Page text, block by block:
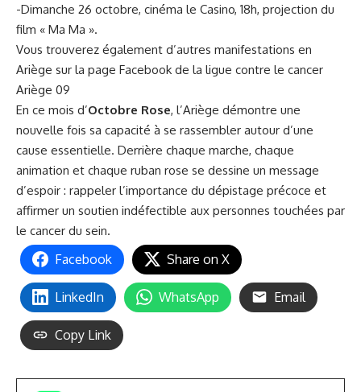
-Dimanche 26 octobre, cinéma le Casino, 18h, projection du
film « Ma Ma ».
Vous trouverez également d’autres manifestations en
Ariège sur la page Facebook de la ligue contre le cancer
Ariège 09
En ce mois d’Octobre Rose, l’Ariège démontre une
nouvelle fois sa capacité à se rassembler autour d’une
cause essentielle. Derrière chaque marche, chaque
animation et chaque ruban rose se dessine un message
d’espoir : rappeler l’importance du dépistage précoce et
affirmer un soutien indéfectible aux personnes touchées par
le cancer du sein.
Facebook Share on X
LinkedIn WhatsApp Email
Copy Link